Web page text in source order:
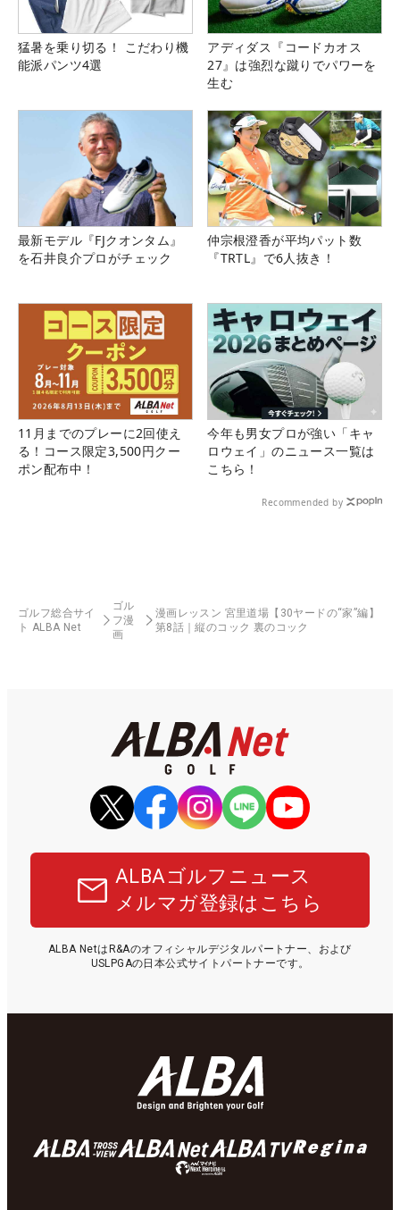
猛暑を乗り切る！ こだわり機
能派パンツ4選
アディダス『コードカオス
27』は強烈な蹴りでパワーを
生む
最新モデル『FJクオンタム』
を石井良介プロがチェック
仲宗根澄香が平均パット数
『TRTL』で6人抜き！
11月までのプレーに2回使え
る！コース限定3,500円クー
ポン配布中！
今年も男女プロが強い「キャ
ロウェイ」のニュース一覧は
こちら！
Recommended by
ゴルフ総合サイ
ト ALBA Net
ゴル
フ漫
画
漫画レッスン 宮里道場【30ヤードの“家”編】
第8話｜縦のコック 裏のコック
ALBAゴルフニュース
メルマガ登録はこちら
ALBA NetはR&Aのオフィシャルデジタルパートナー、および
USLPGAの日本公式サイトパートナーです。